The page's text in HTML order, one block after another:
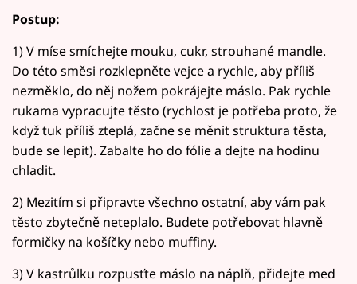
Postup:
1) V míse smíchejte mouku, cukr, strouhané mandle.
Do této směsi rozklepněte vejce a rychle, aby příliš
nezměklo, do něj nožem pokrájejte máslo. Pak rychle
rukama vypracujte těsto (rychlost je potřeba proto, že
když tuk příliš zteplá, začne se měnit struktura těsta,
bude se lepit). Zabalte ho do fólie a dejte na hodinu
chladit.
2) Mezitím si připravte všechno ostatní, aby vám pak
těsto zbytečně neteplalo. Budete potřebovat hlavně
formičky na košíčky nebo muffiny.
3) V kastrůlku rozpusťte máslo na náplň, přidejte med